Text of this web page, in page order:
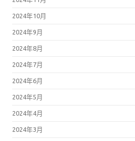
2024年9月
2024年8月
2024年7月
2024年6月
2024年5月
2024年4月
2024年3月
2024年2月